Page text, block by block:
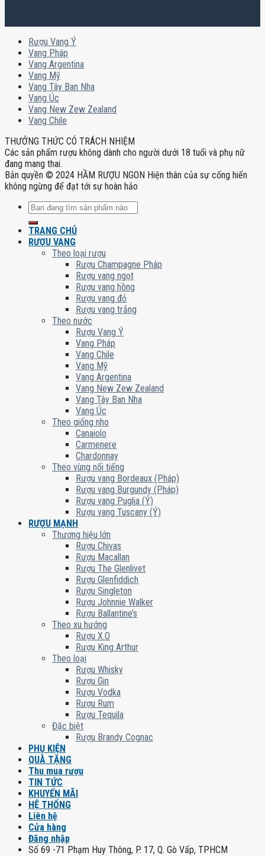
Rượu Vang Ý
Vang Pháp
Vang Argentina
Vang Mỹ
Vang Tây Ban Nha
Vang Úc
Vang New Zew Zealand
Vang Chile
THƯỞNG THỨC CÓ TRÁCH NHIỆM
Các sản phẩm rượu không dành cho người dưới 18 tuổi và phụ nữ
đang mang thai.
Bản quyền © 2024 HẦM RƯỢU NGON Hiện thân của sự cống hiến
không ngừng để đạt tới sự hoàn hảo
Tìm
kiếm:
TRANG CHỦ
RƯỢU VANG
Theo loại rượu
Rượu Champagne Pháp
Rượu vang ngọt
Rượu vang hồng
Rượu vang đỏ
Rượu vang trắng
Theo nước
Rượu Vang Ý
Vang Pháp
Vang Chile
Vang Mỹ
Vang Argentina
Vang New Zew Zealand
Vang Tây Ban Nha
Vang Úc
Theo giống nho
Canaiolo
Carmenere
Chardonnay
Theo vùng nổi tiếng
Rượu vang Bordeaux (Pháp)
Rượu vang Burgundy (Pháp)
Rượu vang Puglia (Ý)
Rượu vang Tuscany (Ý)
RƯỢU MẠNH
Thương hiệu lớn
Rượu Chivas
Rượu Macallan
Rượu The Glenlivet
Rượu Glenfiddich
Rượu Singleton
Rượu Johnnie Walker
Rượu Ballantine’s
Theo xu hướng
Rượu X.O
Rượu King Arthur
Theo loại
Rượu Whisky
Rượu Gin
Rượu Vodka
Rượu Rum
Rượu Tequila
Đặc biệt
Rượu Brandy Cognac
PHỤ KIỆN
QUÀ TẶNG
Thu mua rượu
TIN TỨC
KHUYẾN MÃI
HỆ THỐNG
Liên hệ
Cửa hàng
Đăng nhập
Số 69 -71 Phạm Huy Thông, P. 17, Q. Gò Vấp, TPHCM